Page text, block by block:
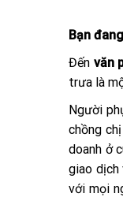
Bạn
Đến văn
trưa là
Người
chồng
doanh ở
giao dịch
với mọi